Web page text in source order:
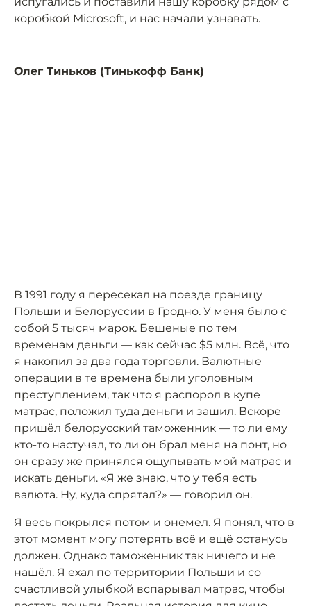
коробкой Microsoft, и нас начали узнавать.
Олег Тиньков (Тинькофф Банк)
В 1991 году я пересекал на поезде границу
Польши и Белоруссии в Гродно. У меня было с
собой 5 тысяч марок. Бешеные по тем
временам деньги — как сейчас $5 млн. Всё, что
я накопил за два года торговли. Валютные
операции в те времена были уголовным
преступлением, так что я распорол в купе
матрас, положил туда деньги и зашил. Вскоре
пришёл белорусский таможенник — то ли ему
кто-то настучал, то ли он брал меня на понт, но
он сразу же принялся ощупывать мой матрас и
искать деньги. «Я же знаю, что у тебя есть
валюта. Ну, куда спрятал?» — говорил он.
Я весь покрылся потом и онемел. Я понял, что в
этот момент могу потерять всё и ещё останусь
должен. Однако таможенник так ничего и не
нашёл. Я ехал по территории Польши и со
счастливой улыбкой вспарывал матрас, чтобы